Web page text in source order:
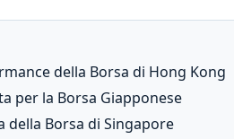
della Borsa di Hong Kong
per la Borsa Giapponese
della Borsa di Singapore